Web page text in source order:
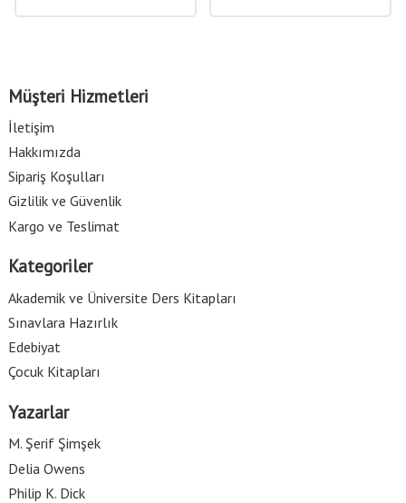
Müşteri Hizmetleri
İletişim
Hakkımızda
Sipariş Koşulları
Gizlilik ve Güvenlik
Kargo ve Teslimat
Kategoriler
Akademik ve Üniversite Ders Kitapları
Sınavlara Hazırlık
Edebiyat
Çocuk Kitapları
Yazarlar
M. Şerif Şimşek
Delia Owens
Philip K. Dick